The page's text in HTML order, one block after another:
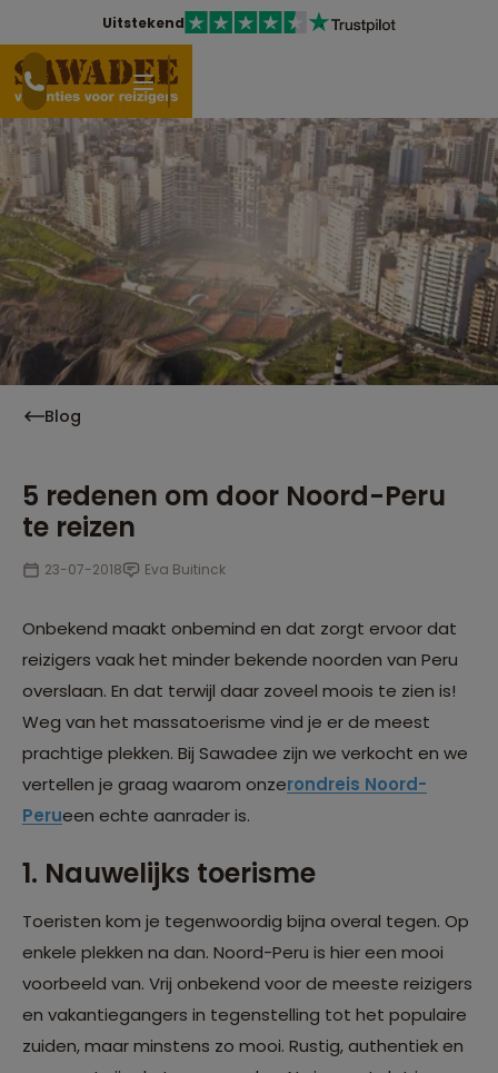
Uitstekend
Blog
5 redenen om door Noord-Peru
te reizen
23-07-2018 Eva Buitinck
Onbekend maakt onbemind en dat zorgt ervoor dat
reizigers vaak het minder bekende noorden van Peru
overslaan. En dat terwijl daar zoveel moois te zien is!
Weg van het massatoerisme vind je er de meest
prachtige plekken. Bij Sawadee zijn we verkocht en we
vertellen je graag waarom onzerondreis Noord-
Perueen echte aanrader is.
1. Nauwelijks toerisme
Toeristen kom je tegenwoordig bijna overal tegen. Op
enkele plekken na dan. Noord-Peru is hier een mooi
voorbeeld van. Vrij onbekend voor de meeste reizigers
en vakantiegangers in tegenstelling tot het populaire
zuiden, maar minstens zo mooi. Rustig, authentiek en